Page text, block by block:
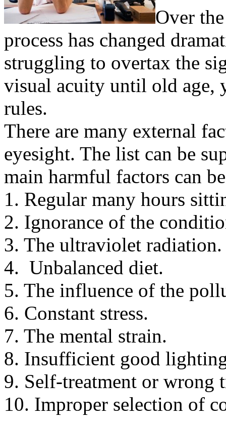
Over
process has changed
struggling to overtax the
visual acuity until old age,
rules.
There are many external
eyesight. The list can be
main harmful factors can
1. Regular many hours
2. Ignorance of the
3. The ultraviolet radiation.
4. Unbalanced diet.
5. The influence of the
6. Constant stress.
7. The mental strain.
8. Insufficient good
9. Self-treatment or wrong
10. Improper selection of